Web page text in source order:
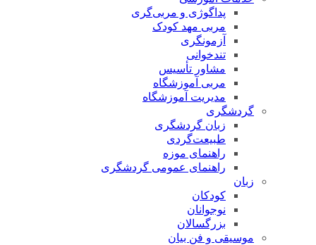
پداگوژی و مربی‌گری
مربی مهد کودک
آزمونگری
تندخوانی
مشاور تأسیس
مربی آموزشگاه
مدیریت آموزشگاه
گردشگری
زبان گردشگری
طبیعت‌گردی
راهنمای موزه
راهنمای عمومی گردشگری
زبان
کودکان
نوجوانان
بزرگسالان
موسیقی و فن بیان